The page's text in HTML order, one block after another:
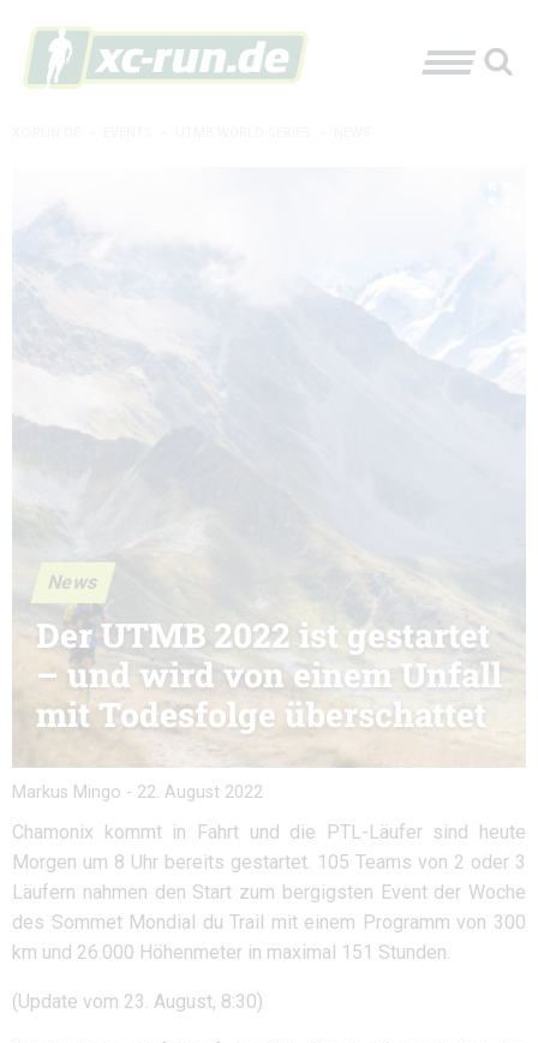
News
Der UTMB 2022 ist gestartet
– und wird von einem Unfall
mit Todesfolge überschattet
Markus Mingo - 22. August 2022
Chamonix kommt in Fahrt und die PTL-Läufer sind heute
Morgen um 8 Uhr bereits gestartet. 105 Teams von 2 oder 3
Läufern nahmen den Start zum bergigsten Event der Woche
des Sommet Mondial du Trail mit einem Programm von 300
km und 26.000 Höhenmeter in maximal 151 Stunden.
(Update vom 23. August, 8:30)